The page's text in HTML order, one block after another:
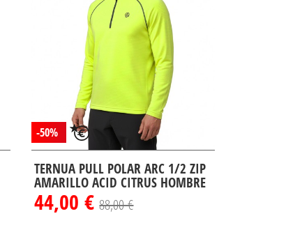
-50%
TERNUA PULL POLAR ARC 1/2 ZIP
AMARILLO ACID CITRUS HOMBRE
44,00 €88,00 €